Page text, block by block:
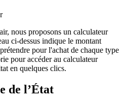
nous proposons un calculateur
ci-dessus indique le montant
pour l'achat de chaque type
pour accéder au calculateur
en quelques clics.
de l’État